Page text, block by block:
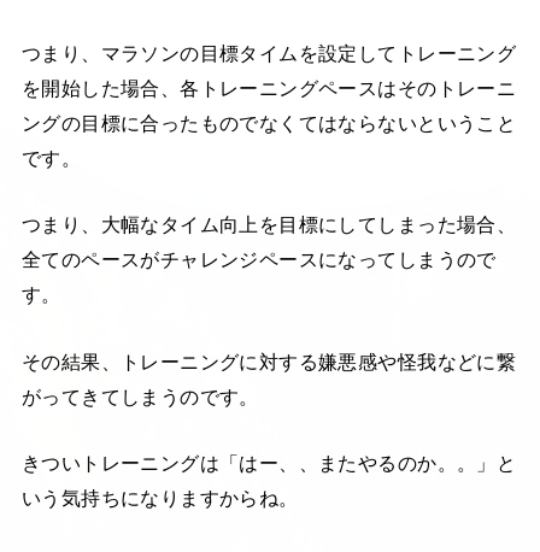
つまり、マラソンの目標タイムを設定してトレーニング
を開始した場合、各トレーニングペースはそのトレーニ
ングの目標に合ったものでなくてはならないということ
です。
つまり、大幅なタイム向上を目標にしてしまった場合、
全てのペースがチャレンジペースになってしまうので
す。
その結果、トレーニングに対する嫌悪感や怪我などに繋
がってきてしまうのです。
きついトレーニングは「はー、、またやるのか。。」と
いう気持ちになりますからね。